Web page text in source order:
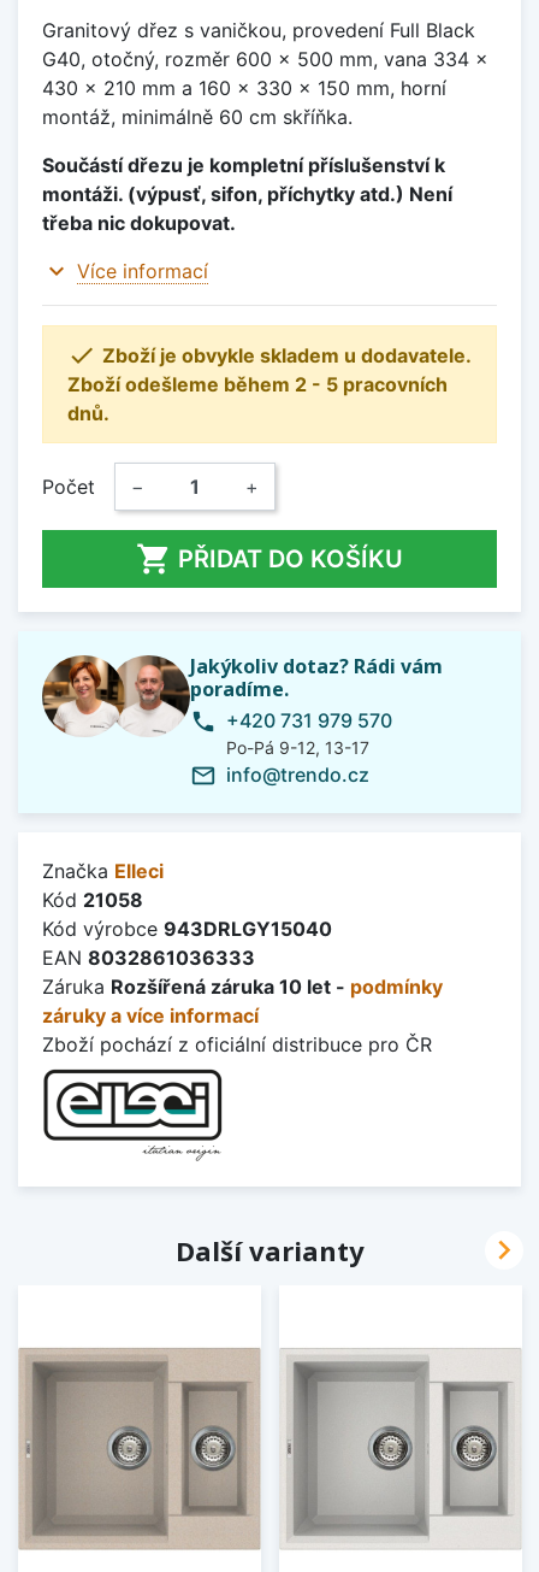
Granitový dřez s vaničkou, provedení Full Black
G40, otočný, rozměr 600 x 500 mm, vana 334 x
430 x 210 mm a 160 x 330 x 150 mm, horní
montáž, minimálně 60 cm skříňka.
Součástí dřezu je kompletní příslušenství k
montáži. (výpusť, sifon, příchytky atd.) Není
třeba nic dokupovat.
expand_more Více informací
 Zboží je obvykle skladem u dodavatele.
Zboží odešleme během 2 - 5 pracovních
dnů.
Počet − +
 PŘIDAT DO KOŠÍKU
Jakýkoliv dotaz? Rádi vám
poradíme.
phone +420 731 979 570
Po-Pá 9-12, 13-17
mail_outline info@trendo.cz
Značka Elleci
Kód 21058
Kód výrobce 943DRLGY15040
EAN 8032861036333
Záruka Rozšířená záruka 10 let - podmínky
záruky a více informací
Zboží pochází z oficiální distribuce pro ČR
Další varianty 